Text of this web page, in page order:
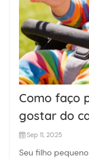
Como faço
gostar do
Sep 11, 2025
Seu filho